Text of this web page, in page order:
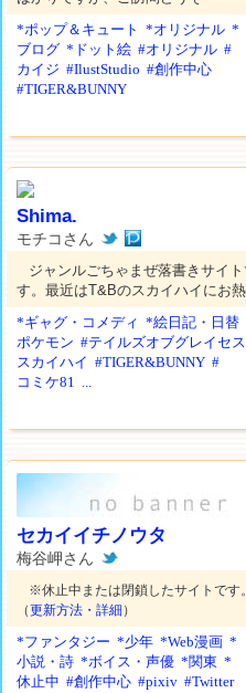
*ポップ＆キュート
*オリジナル *
ブログ *ドット絵 #オリジナル #
カイジ #IlustStudio #創作中心
#TIGER&BUNNY
Shima.
モチコさん
ジャンルごちゃまぜ落書きサイ
す。最近はT&Bのスカイハイにお熱
*ギャグ・コメディ *絵日記・日替
ポケモン #テイルズオブグレイセス
スカイハイ #TIGER&BUNNY #
コミケ81 ...
セカイイチノウタ
梅谷岬さん
※休止中または閉鎖したサイトです。
（更新方法・詳細 ）
*ファンタジー *少年 *Web漫画 *
小説・詩 *ボイス・声優 *関東 *
休止中 #創作中心 #pixiv #Twitter